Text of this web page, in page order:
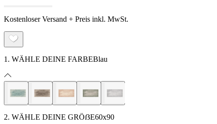
Kostenloser Versand + Preis inkl. MwSt.
1. WÄHLE DEINE FARBEBlau
2. WÄHLE DEINE GRÖẞE60x90